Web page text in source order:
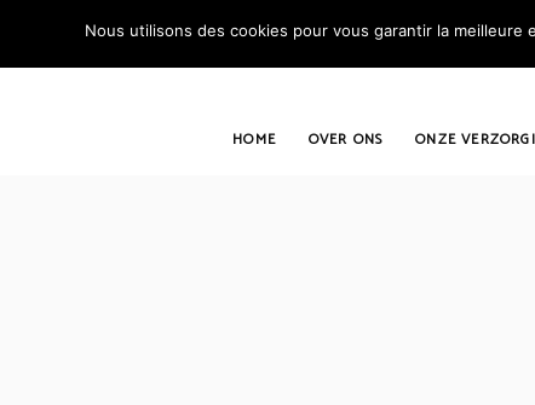
HOME OVER ONS ONZE
Nous utilisons des cookies pour vous garantir la